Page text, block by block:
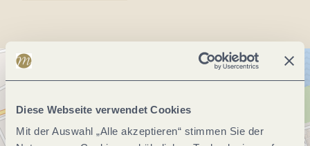
Diese Webseite verwendet Cookies
Mit der Auswahl „Alle akzeptieren“ stimmen Sie der